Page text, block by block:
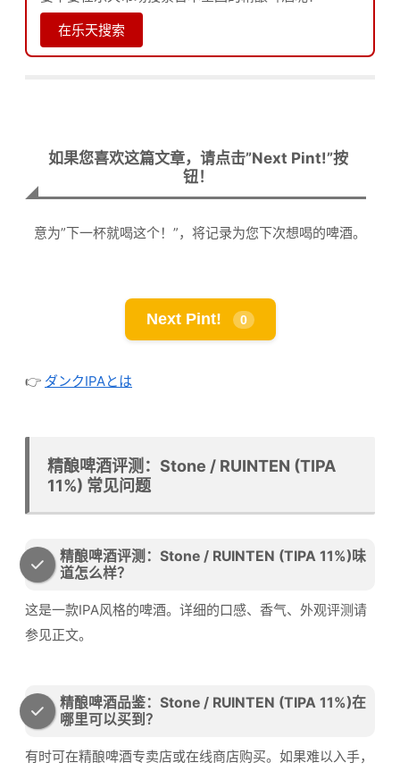
在乐天搜索
如果您喜欢这篇文章，请点击”Next Pint!”按
钮！
意为”下一杯就喝这个！”，将记录为您下次想喝的啤酒。
Next Pint! 0
👉 ダンクIPAとは
精酿啤酒评测：Stone / RUINTEN (TIPA
11%) 常见问题
精酿啤酒评测：Stone / RUINTEN (TIPA 11%)味
道怎么样？
这是一款IPA风格的啤酒。详细的口感、香气、外观评测请
参见正文。
精酿啤酒品鉴：Stone / RUINTEN (TIPA 11%)在
哪里可以买到？
有时可在精酿啤酒专卖店或在线商店购买。如果难以入手，